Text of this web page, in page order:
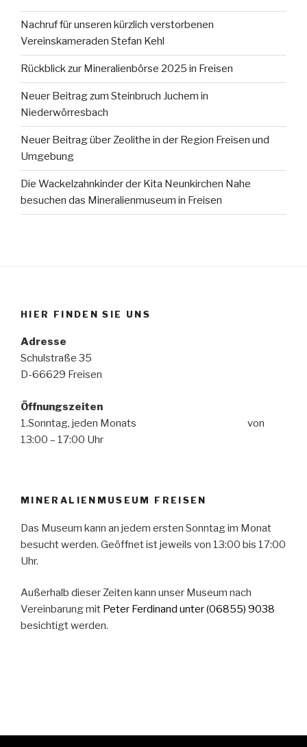
Nachruf für unseren kürzlich verstorbenen
Vereinskameraden Stefan Kehl
Rückblick zur Mineralienbörse 2025 in Freisen
Neuer Beitrag zum Steinbruch Juchem in
Niederwörresbach
Neuer Beitrag über Zeolithe in der Region Freisen und
Umgebung
Die Wackelzahnkinder der Kita Neunkirchen Nahe
besuchen das Mineralienmuseum in Freisen
HIER FINDEN SIE UNS
Adresse
Schulstraße 35
D-66629 Freisen
Öffnungszeiten
1.Sonntag, jeden Monats von
13:00 – 17:00 Uhr
MINERALIENMUSEUM FREISEN
Das Museum kann an jedem ersten Sonntag im Monat
besucht werden. Geöffnet ist jeweils von 13:00 bis 17:00
Uhr.
Außerhalb dieser Zeiten kann unser Museum nach
Vereinbarung mit Peter Ferdinand unter (06855) 9038
besichtigt werden.